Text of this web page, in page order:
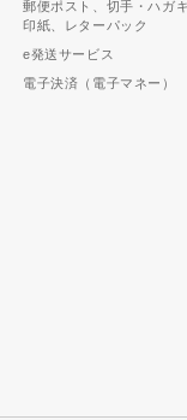
郵便ポスト、切手・ハガ
印紙、レターパック
e発送サービス
電子決済（電子マネー）